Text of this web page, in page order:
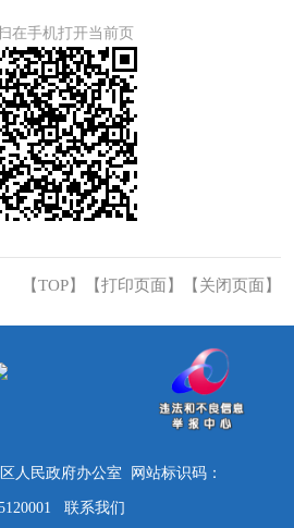
在手机打开当前页
【TOP】 【打印页面 】【 关闭页面 】
人民政府办公室 网站标识码：
联系我们